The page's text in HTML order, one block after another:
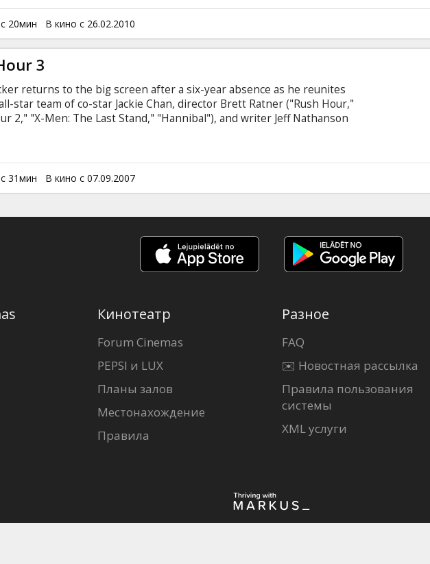
на то, что доктора тюрьмы лечат своих подопечных не
методами... В это время буря отрезает остров от
и Дэниелс вместе с напарником оказываются пленниками
острова.
20мин В кино с 26.02.2010
3
returns to the big screen after a six-year absence as he reunites
star team of co-star Jackie Chan, director Brett Ratner ("Rush Hour,"
2," "X-Men: The Last Stand," "Hannibal"), and writer Jeff Nathanson
of Tucker and Chan reprising their roles as LAPD Detective James
Chinese Chief Inspector Lee respectively.
31мин В кино с 07.09.2007
Кинотеатр
Forum Cinemas
PEPSI и LUX
Планы залов
Местонахождение
Правила
Разное
FAQ
✉️ Новостная рассылка
Правила пользования
системы
XML услуги